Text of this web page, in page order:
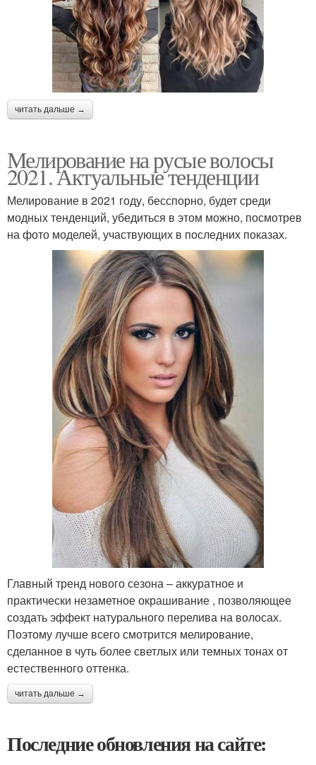
читать дальше →
Мелирование на русые волосы
2021. Актуальные тенденции
Мелирование в 2021 году, бесспорно, будет среди
модных тенденций, убедиться в этом можно, посмотрев
на фото моделей, участвующих в последних показах.
Главный тренд нового сезона – аккуратное и
практически незаметное окрашивание , позволяющее
создать эффект натурального перелива на волосах.
Поэтому лучше всего смотрится мелирование,
сделанное в чуть более светлых или темных тонах от
естественного оттенка.
читать дальше →
Последние обновления на сайте: